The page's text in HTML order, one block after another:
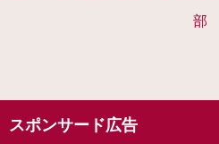
部
スポンサード広告